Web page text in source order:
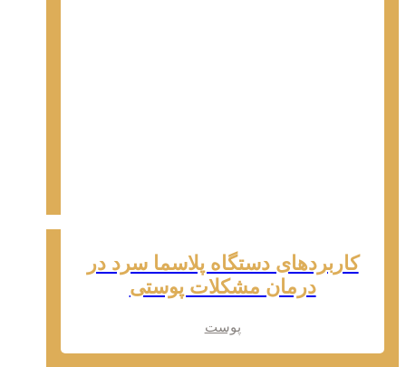
کاربردهای دستگاه پلاسما سرد در
درمان مشکلات پوستی
پوست